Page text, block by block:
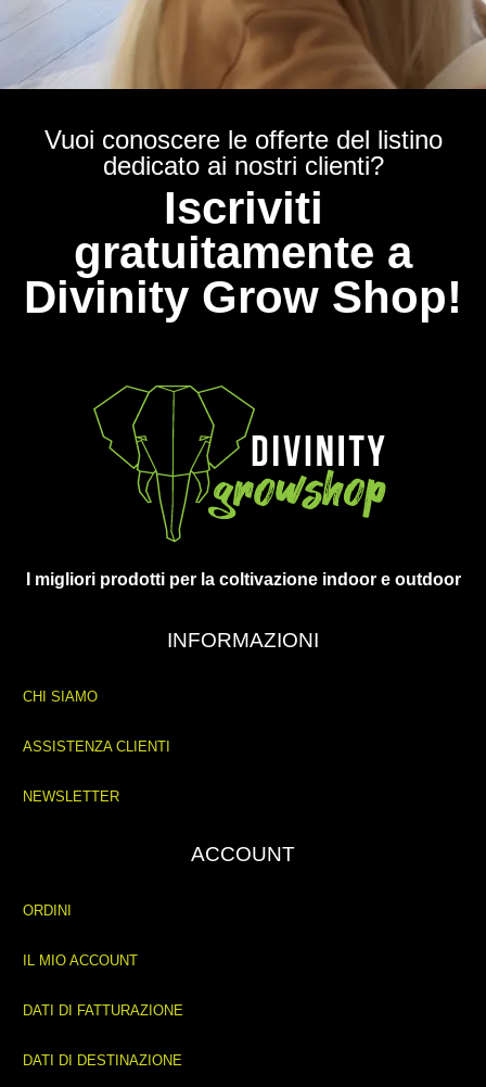
Vuoi conoscere le offerte del listino
dedicato ai nostri clienti?
Iscriviti
gratuitamente a
Divinity Grow Shop!
I migliori prodotti per la coltivazione indoor e outdoor
INFORMAZIONI
CHI SIAMO
ASSISTENZA CLIENTI
NEWSLETTER
ACCOUNT
ORDINI
IL MIO ACCOUNT
DATI DI FATTURAZIONE
DATI DI DESTINAZIONE